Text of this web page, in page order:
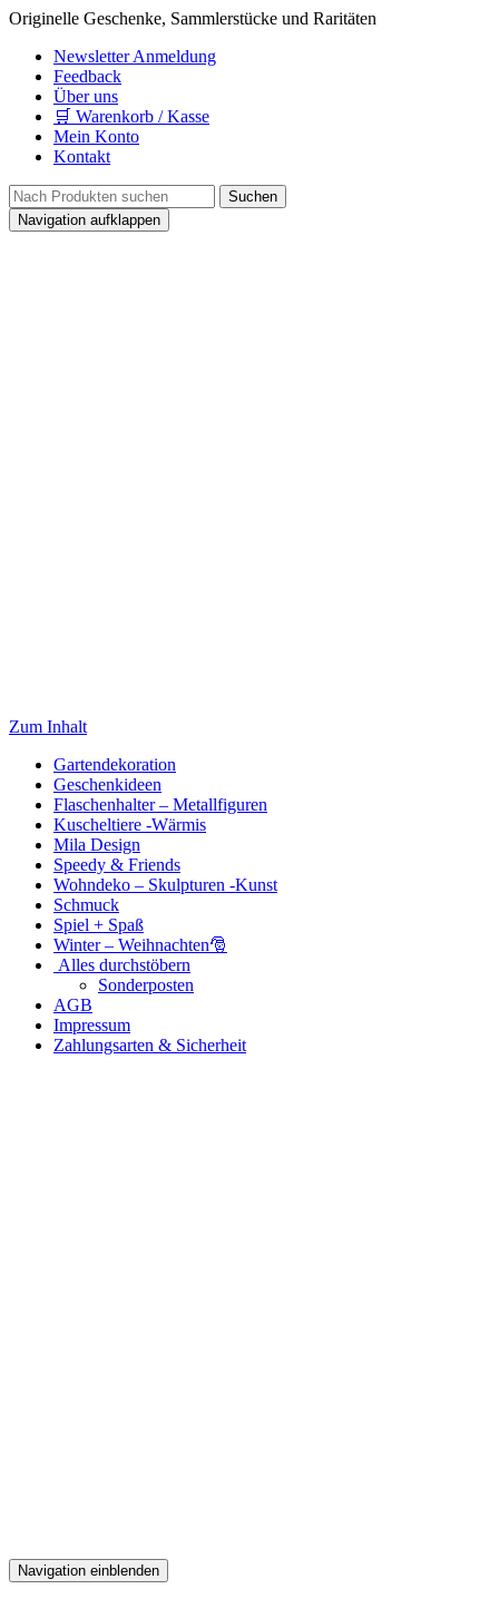
Originelle Geschenke, Sammlerstücke und Raritäten
Newsletter Anmeldung
Feedback
Über uns
🛒 Warenkorb / Kasse
Mein Konto
Kontakt
Navigation aufklappen
Zum Inhalt
Gartendekoration
Geschenkideen
Flaschenhalter – Metallfiguren
Kuscheltiere -Wärmis
Mila Design
Speedy & Friends
Wohndeko – Skulpturen -Kunst
Schmuck
Spiel + Spaß
Winter – Weihnachten🎅
Alles durchstöbern
Sonderposten
AGB
Impressum
Zahlungsarten & Sicherheit
Navigation einblenden